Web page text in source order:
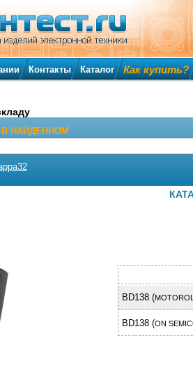
BD138 (
BD138 (ON
Контакты Каталог Как купить?
В НАЙДЕННОМ